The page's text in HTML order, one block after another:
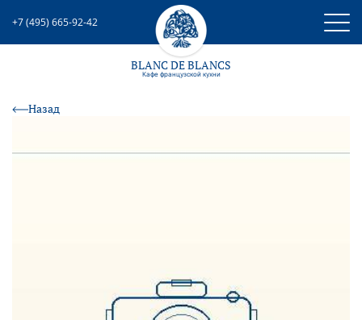
+7 (495) 665-92-42
BLANC DE BLANCS
Кафе французcкой кухни
Назад